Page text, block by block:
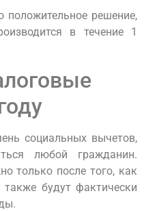
положительное решение,
в течение 1
социальных вычетов,
любой гражданин.
только после того, как
также будут фактически